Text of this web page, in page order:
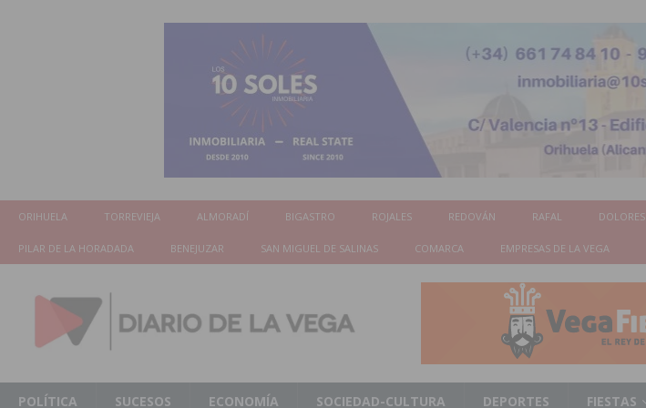
ORIHUELA TORREVIEJA ALMORADÍ BIGASTRO ROJALES REDOVÁN RAFAL DOLORES
PILAR DE LA HORADADA BENEJUZAR SAN MIGUEL DE SALINAS COMARCA EMPRESAS DE LA VEGA
POLÍTICA SUCESOS ECONOMÍA SOCIEDAD-CULTURA DEPORTES FIESTAS